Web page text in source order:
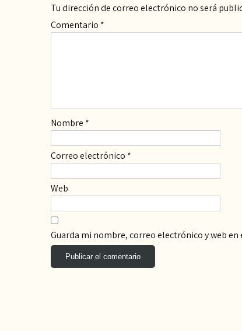
Tu dirección de correo electrónico no será
Comentario *
Nombre *
Correo electrónico *
Web
Guarda mi nombre, correo electrónico y web